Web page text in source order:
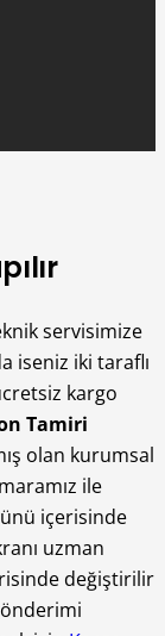
servisimize
iseniz iki taraflı
kargo
Tamiri
olan kurumsal
ile
içerisinde
uzman
değiştirilir